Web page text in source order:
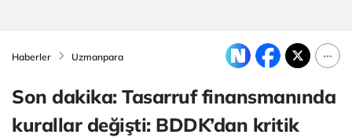
Haberler Uzmanpara
Son dakika: Tasarruf finansmanında
kurallar değişti: BDDK’dan kritik